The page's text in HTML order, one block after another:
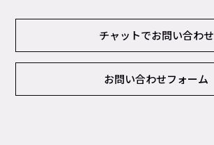
チャットでお問い合わせ
お問い合わせフォーム